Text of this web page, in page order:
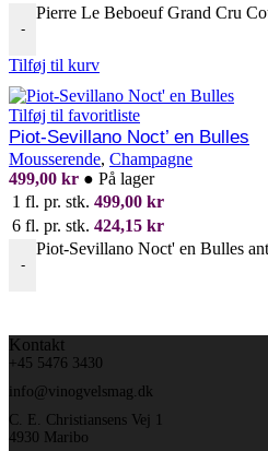
-
Pierre Le Beboeuf Grand Cru
Tilføj til kurv
Tilføj til favoritliste
Piot-Sevillano Noct’ en Bulles
Mousserende, Champagne
499,00 kr ● På lager
1 fl. pr. stk. 499,00 kr
6 fl. pr. stk. 424,15 kr
-
Piot-Sevillano Noct' en Bulles
Kontakt
+45 5476 3430
info@vinogvelsmag.dk
C. E. Christiansens Vej 1
4930 Maribo